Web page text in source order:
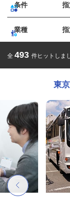
条件
業種
全 493 件ヒットしま
東